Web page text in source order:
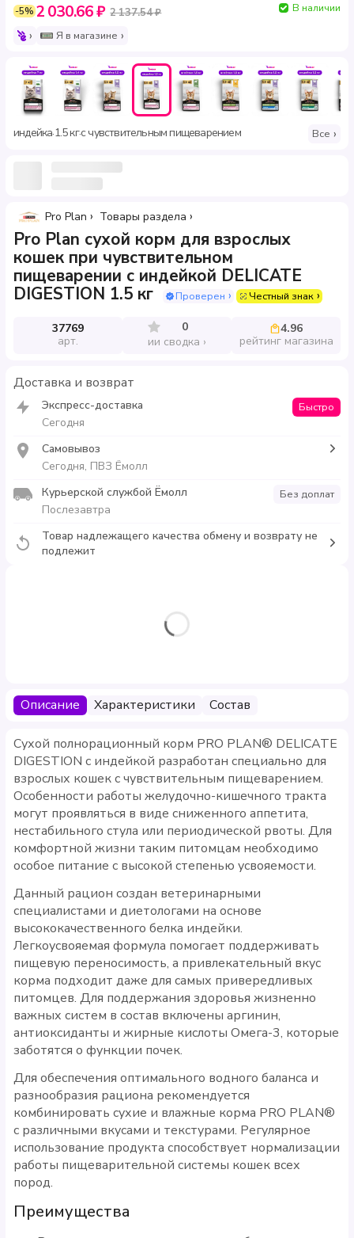
-5% 2 030.66 ₽ 2 137.54 ₽
В наличии
Я в магазине
индейка·1.5 кг·с чувствительным пищеварением Все
Pro Plan Товары раздела
Pro Plan сухой корм для взрослых
кошек при чувствительном
пищеварении с индейкой DELICATE
DIGESTION 1.5 кг
Проверен Честный знак
37769
арт.
0
ии сводка
4.96
рейтинг магазина
Доставка и возврат
Экспресс-доставка
Сегодня
Быстро
Самовывоз
Сегодня, ПВЗ Ёмолл
Курьерской службой Ёмолл
Послезавтра
Без доплат
Товар надлежащего качества обмену и возврату не
подлежит
Описание Характеристики Состав
Сухой полнорационный корм PRO PLAN® DELICATE
DIGESTION с индейкой разработан специально для
взрослых кошек с чувствительным пищеварением.
Особенности работы желудочно-кишечного тракта
могут проявляться в виде сниженного аппетита,
нестабильного стула или периодической рвоты. Для
комфортной жизни таким питомцам необходимо
особое питание с высокой степенью усвояемости.
Данный рацион создан ветеринарными
специалистами и диетологами на основе
высококачественного белка индейки.
Легкоусвояемая формула помогает поддерживать
пищевую переносимость, а привлекательный вкус
корма подходит даже для самых привередливых
питомцев. Для поддержания здоровья жизненно
важных систем в состав включены аргинин,
антиоксиданты и жирные кислоты Омега-3, которые
заботятся о функции почек.
Для обеспечения оптимального водного баланса и
разнообразия рациона рекомендуется
комбинировать сухие и влажные корма PRO PLAN®
с различными вкусами и текстурами. Регулярное
использование продукта способствует нормализации
работы пищеварительной системы кошек всех
пород.
Преимущества